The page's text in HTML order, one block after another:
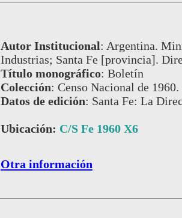
Autor Institucional: Argentina.
Industrias; Santa Fe [provincia].
Título monográfico: Boletín
Colección: Censo Nacional de 1960.
Datos de edición: Santa Fe: La
Ubicación: C/S Fe 1960 X6
Otra información